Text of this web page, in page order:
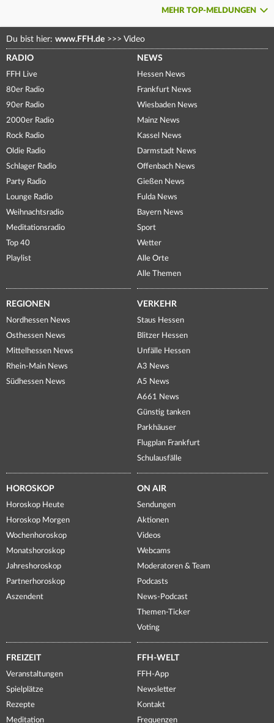
MEHR TOP-MELDUNGEN
Du bist hier: www.FFH.de >>> Video
RADIO
FFH Live
80er Radio
90er Radio
2000er Radio
Rock Radio
Oldie Radio
Schlager Radio
Party Radio
Lounge Radio
Weihnachtsradio
Meditationsradio
Top 40
Playlist
NEWS
Hessen News
Frankfurt News
Wiesbaden News
Mainz News
Kassel News
Darmstadt News
Offenbach News
Gießen News
Fulda News
Bayern News
Sport
Wetter
Alle Orte
Alle Themen
REGIONEN
Nordhessen News
Osthessen News
Mittelhessen News
Rhein-Main News
Südhessen News
VERKEHR
Staus Hessen
Blitzer Hessen
Unfälle Hessen
A3 News
A5 News
A661 News
Günstig tanken
Parkhäuser
Flugplan Frankfurt
Schulausfälle
HOROSKOP
Horoskop Heute
Horoskop Morgen
Wochenhoroskop
Monatshoroskop
Jahreshoroskop
Partnerhoroskop
Aszendent
ON AIR
Sendungen
Aktionen
Videos
Webcams
Moderatoren & Team
Podcasts
News-Podcast
Themen-Ticker
Voting
FREIZEIT
Veranstaltungen
Spielplätze
Rezepte
Meditation
FFH-WELT
FFH-App
Newsletter
Kontakt
Frequenzen